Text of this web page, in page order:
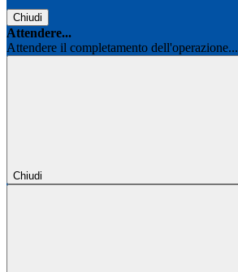
Chiudi
Attendere...
Attendere il completamento dell'operazione...
Chiudi